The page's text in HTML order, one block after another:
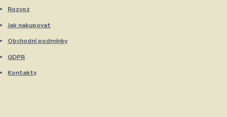
Rozvoz
Jak nakupovat
Obchodní podmínky
GDPR
Kontakty